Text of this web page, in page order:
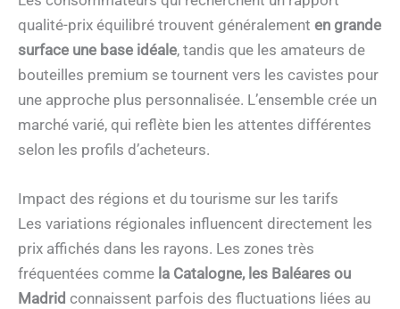
qualité-prix équilibré trouvent généralement en grande
surface une base idéale, tandis que les amateurs de
bouteilles premium se tournent vers les cavistes pour
une approche plus personnalisée. L’ensemble crée un
marché varié, qui reflète bien les attentes différentes
selon les profils d’acheteurs.
Impact des régions et du tourisme sur les tarifs
Les variations régionales influencent directement les
prix affichés dans les rayons. Les zones très
fréquentées comme la Catalogne, les Baléares ou
Madrid connaissent parfois des fluctuations liées au